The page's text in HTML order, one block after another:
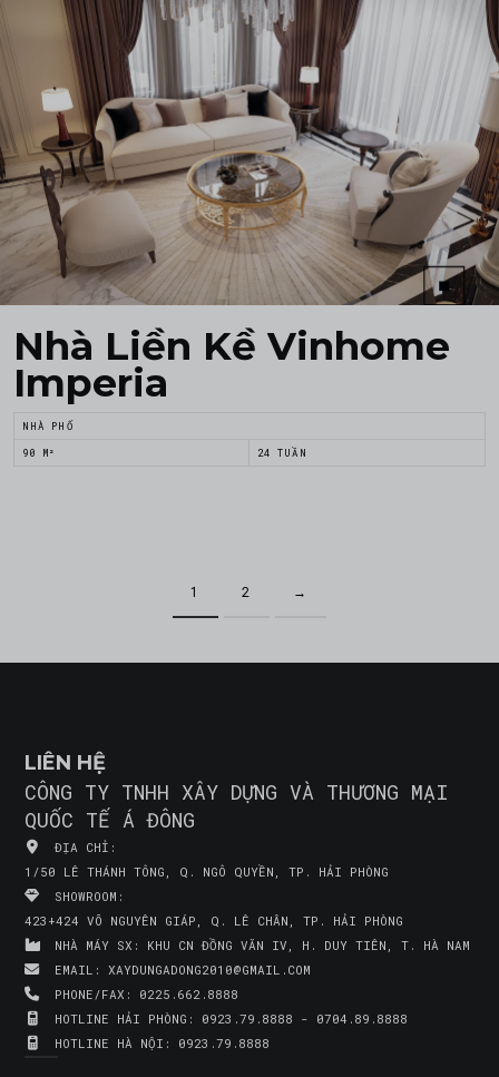
Nhà Liền Kề Vinhome
Imperia
NHÀ PHỐ
90 M² 24 TUẦN
1 2 →
LIÊN HỆ
CÔNG TY TNHH XÂY DỰNG VÀ THƯƠNG MẠI
QUỐC TẾ Á ĐÔNG
ĐỊA CHỈ:
1/50 LÊ THÁNH TÔNG, Q. NGÔ QUYỀN, TP. HẢI PHÒNG
SHOWROOM:
423+424 VÕ NGUYÊN GIÁP, Q. LÊ CHÂN, TP. HẢI PHÒNG
NHÀ MÁY SX: KHU CN ĐỒNG VĂN IV, H. DUY TIÊN, T. HÀ NAM
EMAIL: XAYDUNGADONG2010@GMAIL.COM
PHONE/FAX: 0225.662.8888
HOTLINE HẢI PHÒNG: 0923.79.8888 - 0704.89.8888
HOTLINE HÀ NỘI: 0923.79.8888